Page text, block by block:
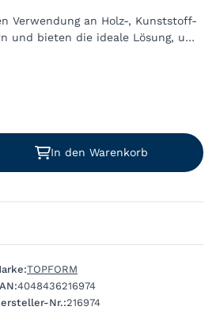
Verwendung an Holz-, Kunststoff-
und bieten die ideale Lösung, um
sind in untersch...
In den Warenkorb
TOPFORM
4048436216974
Nr.:216974